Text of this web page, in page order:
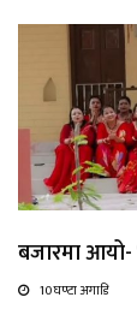
बजारमा
10 घण्टा अगाडि